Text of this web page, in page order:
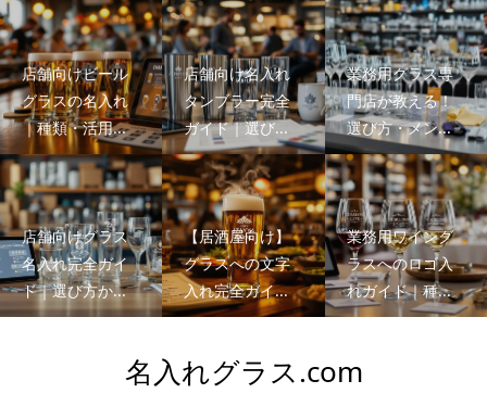
店舗向けビール
グラスの名入れ
｜種類・活用...
店舗向け名入れ
タンブラー完全
ガイド｜選び...
業務用グラス専
門店が教える！
選び方・メン...
店舗向けグラス
名入れ完全ガイ
ド｜選び方か...
【居酒屋向け】
グラスへの文字
入れ完全ガイ...
業務用ワイング
ラスへのロゴ入
れガイド｜種...
名入れグラス.com